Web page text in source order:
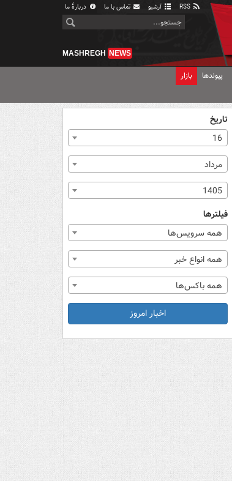
آرشیو تماس با ما دربارهٔ ما
MASHREGH NEWS
پیوندها بازار
تاریخ
16
مرداد
1405
فیلترها
همه سرویس‌ها
همه انواع خبر
همه باکس‌ها
اخبار امروز